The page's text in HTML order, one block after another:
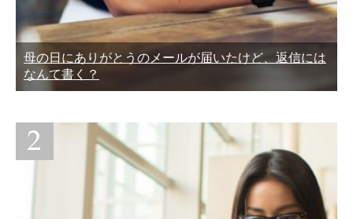
母の日にありがとうのメールが届いたけど、返信には
なんて書く？